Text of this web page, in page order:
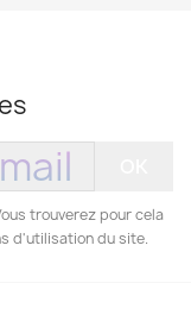
trouverez pour cela
d'utilisation du site.